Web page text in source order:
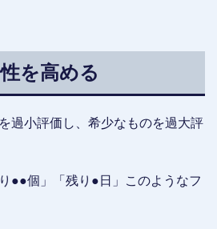
を高める
過小評価し、希少なものを過大評
●●個」「残り●日」このようなフ